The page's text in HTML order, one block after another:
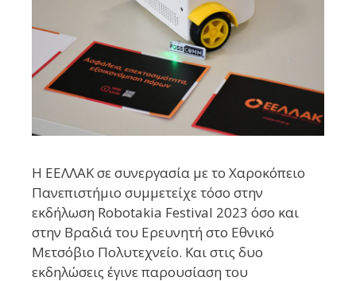
H EΕΛΛΑΚ σε συνεργασία με το Χαροκόπειο
Πανεπιστήμιο συμμετείχε τόσο στην
εκδήλωση Robotakia Festival 2023 όσο και
στην Βραδιά του Ερευνητή στο Εθνικό
Μετσόβιο Πολυτεχνείο. Και στις δυο
εκδηλώσεις έγινε παρουσίαση του